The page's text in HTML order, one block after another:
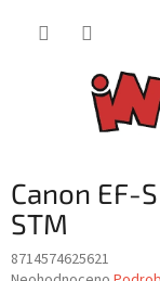
Canon EF-
STM
8714574625621